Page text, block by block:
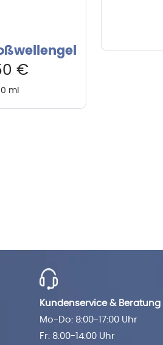
€
ml
Kundenservice & Beratung
Mo-Do: 8:00-17:00 Uhr
Fr: 8:00-14:00 Uhr